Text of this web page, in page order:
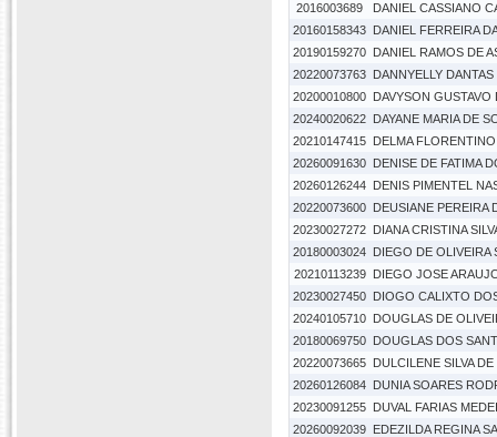
2016003689
DANIEL CASSIANO
20160158343 DANIEL FERREIRA
20190159270 DANIEL RAMOS DE
20220073763 DANNYELLY DANTAS
20200010800 DAVYSON GUSTAVO
20240020622 DAYANE MARIA DE
20210147415 DELMA
20260091630 DENISE DE FATIMA
20260126244 DENIS PIMENTEL
20220073600 DEUSIANE PEREIRA
20230027272 DIANA CRISTINA
20180003024 DIEGO DE OLIVEIRA
20210113239
DIEGO JOSE
20230027450 DIOGO CALIXTO
20240105710 DOUGLAS DE
20180069750 DOUGLAS DOS
20220073665 DULCILENE SILVA DE
20260126084 DUNIA SOARES
20230091255 DUVAL FARIAS
20260092039 EDEZILDA REGINA